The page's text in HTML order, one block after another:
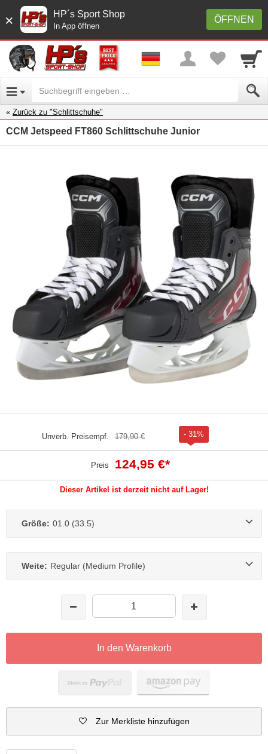
× ÖFFNEN
HP´s Sport Shop
In App öffnen
Zurück zu "Schlittschuhe"
CCM Jetspeed FT860 Schlittschuhe Junior
Unverb. Preisempf. 179,90 € - 31%
Preis 124,95 €*
Dieser Artikel ist derzeit nicht auf Lager!
Größe: 01.0 (33.5)
Weite: Regular (Medium Profile)
In den Warenkorb
Zur Merkliste hinzufügen